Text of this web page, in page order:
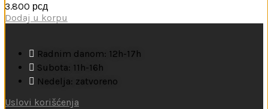
3.800 рсд
Dodaj u korpu
Radnim danom: 12h-17h
Subota: 11h-16h
Nedelja: zatvoreno
Uslovi korišćenja